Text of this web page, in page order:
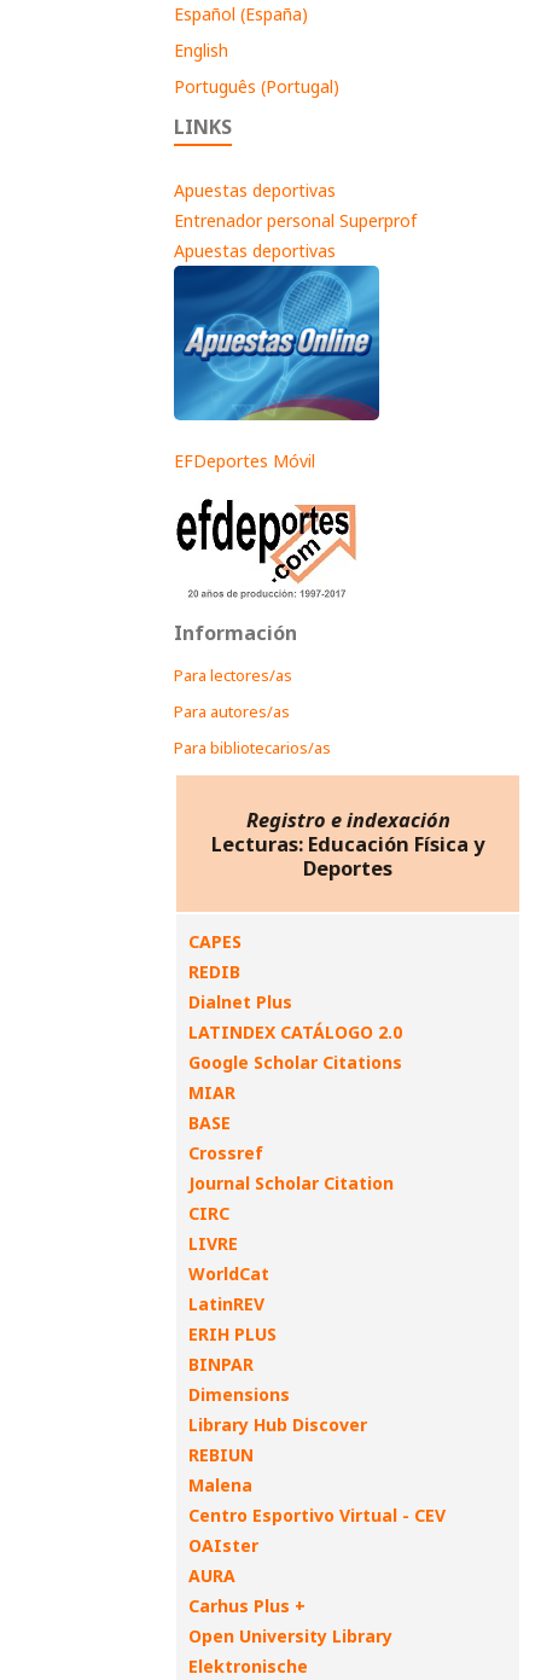
Español (España)
English
Português (Portugal)
LINKS
Apuestas deportivas
Entrenador personal Superprof
Apuestas deportivas
EFDeportes Móvil
Información
Para lectores/as
Para autores/as
Para bibliotecarios/as
Registro e indexación
Lecturas: Educación Física y
Deportes
CAPES
REDIB
Dialnet Plus
LATINDEX CATÁLOGO 2.0
Google Scholar Citations
MIAR
BASE
Crossref
Journal Scholar Citation
CIRC
LIVRE
WorldCat
LatinREV
ERIH PLUS
BINPAR
Dimensions
Library Hub Discover
REBIUN
Malena
Centro Esportivo Virtual - CEV
OAIster
AURA
Carhus Plus +
Open University Library
Elektronische